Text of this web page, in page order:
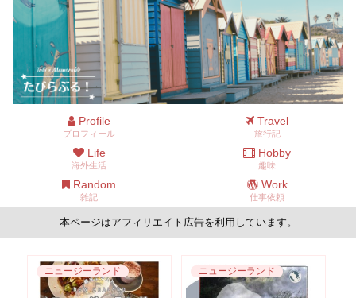
Profile
プロフィール
Travel
旅行記
Life
海外生活
Hobby
趣味
Random
雑記
Work
仕事依頼
本ページはアフィリエイト広告を利用しています。
ニュージーランド ニュージーランド